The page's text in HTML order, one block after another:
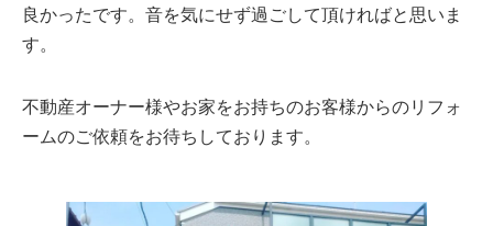
良かったです。音を気にせず過ごして頂ければと思いま
す。
不動産オーナー様やお家をお持ちのお客様からのリフォ
ームのご依頼をお待ちしております。